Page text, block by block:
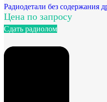
Радиодетали без содержания
Цена по запросу
Сдать радиолом